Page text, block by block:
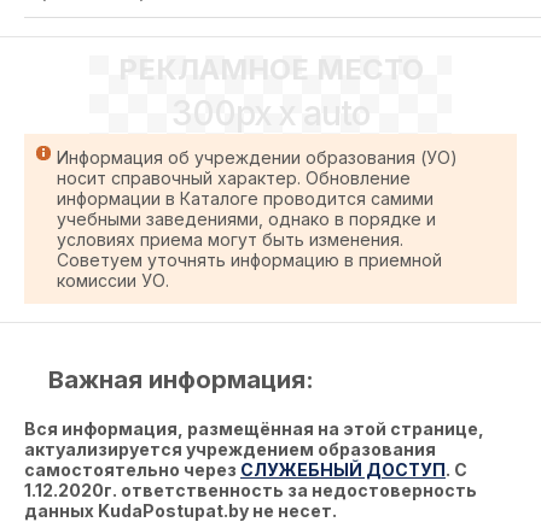
РЕКЛАМНОЕ МЕСТО
300px x auto
Информация об учреждении образования (УО)
носит справочный характер. Обновление
информации в Каталоге проводится самими
учебными заведениями, однако в порядке и
условиях приема могут быть изменения.
Советуем уточнять информацию в приемной
комиссии УО.
Важная информация:
Вся информация, размещённая на этой странице,
актуализируется учреждением образования
самостоятельно через СЛУЖЕБНЫЙ ДОСТУП. С
1.12.2020г. ответственность за недостоверность
данных KudaPostupat.by не несет.